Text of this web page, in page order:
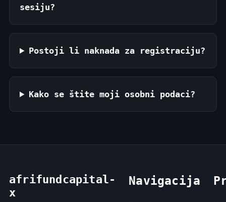
sesiju?
Postoji li naknada za registraciju?
Kako se štite moji osobni podaci?
afrifundcapital-
x
Navigacija